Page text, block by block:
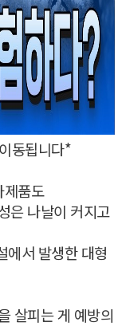
동됩니다*
제품도
은 나날이 커지고
에서 발생한 대형
살피는 게 예방의